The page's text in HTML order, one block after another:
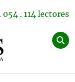
054 . 114 lectores